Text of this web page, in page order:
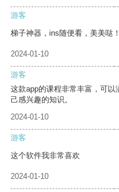
游客
梯子神器，ins随便看，美美哒！
2024-01-10
游客
这款app的课程非常丰富，可以
己感兴趣的知识。
2024-01-10
游客
这个软件我非常喜欢
2024-01-10